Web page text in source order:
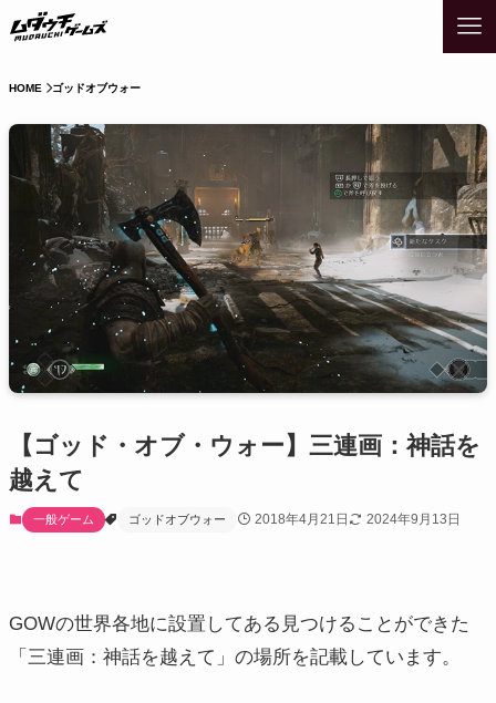
HOME ゴッドオブウォー
【ゴッド・オブ・ウォー】三連画：神話を
越えて
一般ゲーム ゴッドオブウォー 2018年4月21日 2024年9月13日
GOWの世界各地に設置してある見つけることができた
「三連画：神話を越えて」の場所を記載しています。